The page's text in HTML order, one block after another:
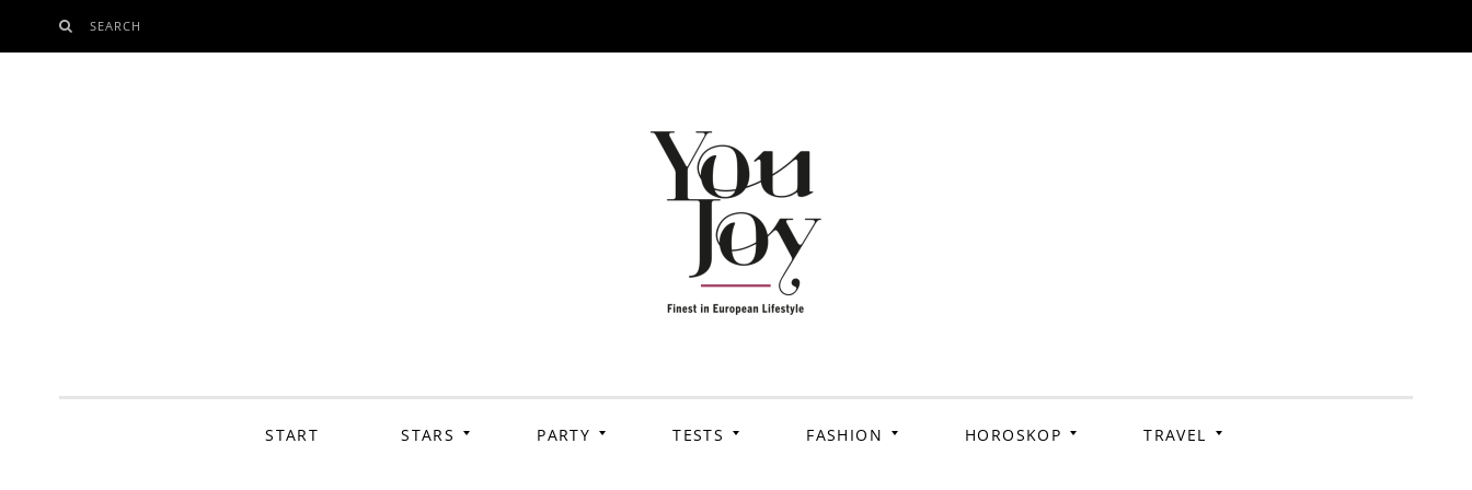
TO
SEARCH
START STARS PARTY TESTS FASHION HOROSKOP TRAVEL